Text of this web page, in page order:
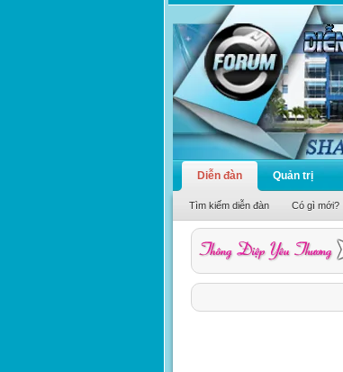
Diễn đàn
Tìm kiếm diễn đàn Có gì mới?
Quản trị